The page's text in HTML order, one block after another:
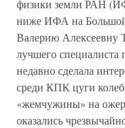
физики земли РАН
ниже ИФА на Большой
Валерию Алексеевну
лучшего
недавно сделала
среди КПК цуги
«жемчужины» на
оказались